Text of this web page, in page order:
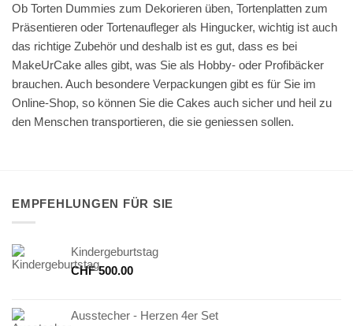
Ob Torten Dummies zum Dekorieren üben, Tortenplatten zum
Präsentieren oder Tortenaufleger als Hingucker, wichtig ist auch
das richtige Zubehör und deshalb ist es gut, dass es bei
MakeUrCake alles gibt, was Sie als Hobby- oder Profibäcker
brauchen. Auch besondere Verpackungen gibt es für Sie im
Online-Shop, so können Sie die Cakes auch sicher und heil zu
den Menschen transportieren, die sie geniessen sollen.
EMPFEHLUNGEN FÜR SIE
Kindergeburtstag
CHF500.00
Ausstecher - Herzen 4er Set